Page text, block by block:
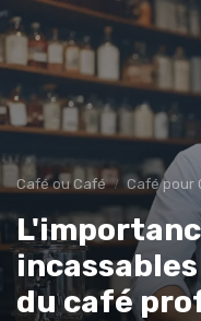
Café ou Café Café pour CHR
du café
Chaque
machines et de
la rédaction et les
le
Bons
Conseils